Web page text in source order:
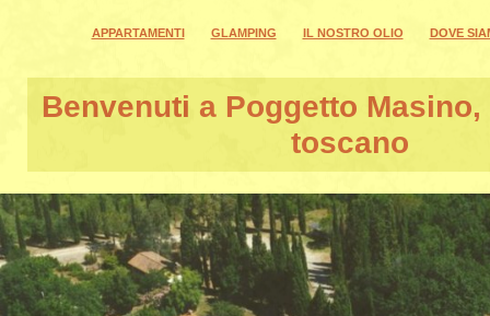
APPARTAMENTI GLAMPING IL NOSTRO OLIO DOVE
Benvenuti a Poggetto Masino
toscano